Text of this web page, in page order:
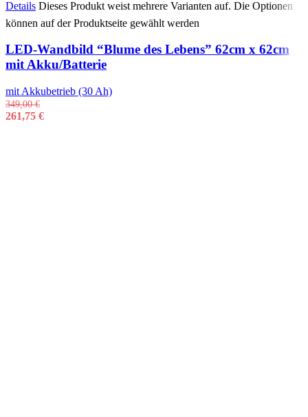
Details Dieses Produkt weist mehrere Varianten auf. Die Optionen
können auf der Produktseite gewählt werden
LED-Wandbild “Blume des Lebens” 62cm x 62cm
mit Akku/Batterie
mit Akkubetrieb (30 Ah)
349,00€
261,75 €